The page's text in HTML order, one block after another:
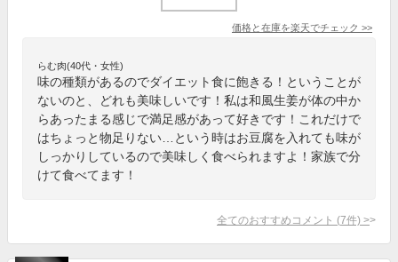
価格と在庫を楽天でチェック >>
らむ肉(40代・女性)
味の種類があるのでダイエット食に飽きる！ということが
ないのと、どれも美味しいです！私は和風生姜が体の中か
らあったまる感じで満足感があって好きです！これだけで
はちょっと物足りない…という時はお豆腐を入れても味が
しっかりしているので美味しく食べられますよ！家族で分
けて食べてます！
全てのおすすめコメント (7件) >